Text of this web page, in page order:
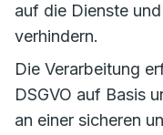
auf die Dienste
verhindern.
Die Verarbeitung
DSGVO auf Basis
an einer sicheren